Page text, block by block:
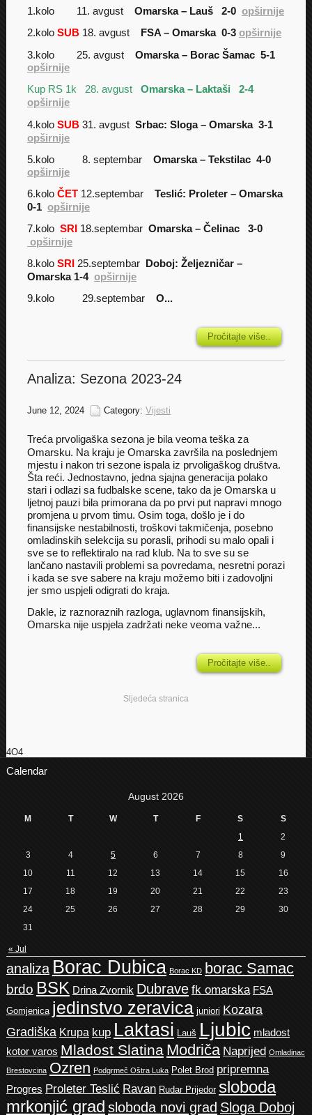
1.kolo 11. avgust Omarska – Lauš 2-0 opširnije
2.kolo SUB18. avgust FSA – Omarska 0-3 opširnije
3.kolo 25. avgust Omarska – Borac Šamac 5-1
opširnije
Kup RS 1k 28. avgust Omarska – Laktaši 2-4
opširnije
4.kolo SUB31. avgust Srbac: Sloga – Omarska 3-1
opširnije
5.kolo 8. septembar Omarska – Tekstilac 4-0
opširnije
6.kolo ČET12.septembar Teslić: Proleter – Omarska
0-1 opširnije
7.kolo SRI 18.septembar Omarska – Čelinac 3-0
opširnije
8.kolo SRI 25.septembar
Doboj: Željezničar –
Omarska 1-4 opširnije
9.kolo 29.septembar O...
Pročitajte više..
Analiza: Sezona 2023-24
June 12, 2024 Category: Vijesti
Treća prvoligaška sezona je bila veoma teška za
Omarsku. Na kraju je Omarska završila na poslednjem
mjestu i nakon tri sezone ispala iz prvoligaškog društva.
Šta reći. Jednostavno, jedna sjajna generacija polako
stari i odlazi sa fudbalske scene, tako da je Omarska u
ljetnoj pauzi bila primorana da po prvi put napravi mnogo
promjena u prvom timu. Osim toga, došlo je i do
finansijske nestabilnosti, troškovi takmičenja, posebno
omladinskih selekcija su porasli, prihodi su malo opali i
sve se to reflektiralo na rad klub. Na to sve su se
lančano nastavili problemi sa povredama, nesretni porazi
i kada se sve sabere na kraju možemo biti i zadovoljni
jer smo uspjeli odigrati do kraja.
Dakle, iz raznoraznih razloga, uglavnom finansijskih,
Omarska nije uspjela zadržati neke veoma važne...
Pročitajte više..
Sljedeća stranica
4O4
Calendar
August 2026
M T W T F S S
« Jul
1
2
3
4 5 6 7 8
9
10
11 12 13 14 15
16
17
18 19 20 21 22
23
24
25 26 27 28 29
30
31
analiza Borac Dubica Borac KD borac Samac
brdo BSK Drina Zvornik Dubrave fk omarska FSA
Gomjenica jedinstvo zeravica juniori Kozara
Gradiška Krupa kup Laktasi Lauš Ljubic mladost
kotor varos Mladost Slatina Modriča Naprijed Omladinac
Brestovcina Ozren Podgrmeč Oštra Luka Polet Brod pripremna
Progres Proleter Teslić Ravan Rudar Prijedor sloboda
mrkonjić grad sloboda novi grad Sloga Doboj